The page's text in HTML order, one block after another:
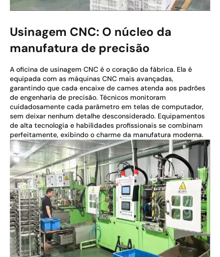
Usinagem CNC: O núcleo da
manufatura de precisão
A oficina de usinagem CNC é o coração da fábrica. Ela é
equipada com as máquinas CNC mais avançadas,
garantindo que cada encaixe de cames atenda aos padrões
de engenharia de precisão. Técnicos monitoram
cuidadosamente cada parâmetro em telas de computador,
sem deixar nenhum detalhe desconsiderado. Equipamentos
de alta tecnologia e habilidades profissionais se combinam
perfeitamente, exibindo o charme da manufatura moderna.